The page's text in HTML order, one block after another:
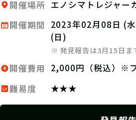
開催場所 エノシマトレジャー
開催期間
2023年02月08日 (
(日)
※ 発見報告は3月15日ま
開催費用
2,000円（税込）※
難易度
★★★